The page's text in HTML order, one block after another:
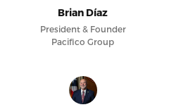
Brian Díaz
President & Founder
Pacifico Group